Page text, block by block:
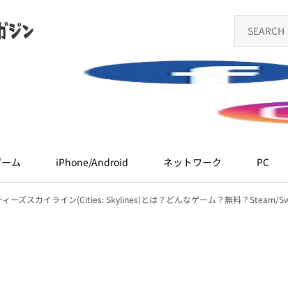
ム iPhone/Android ネットワーク PC
ィーズスカイライン(Cities: Skylines)とは？どんなゲーム？無料？Steam/